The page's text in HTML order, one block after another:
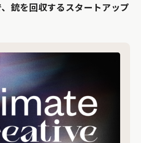
銃を回収するスタートアップ